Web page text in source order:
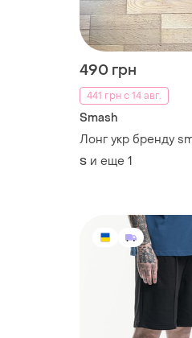
490 грн
441 грн с 14 авг.
Smash
Лонг укр бренду
S и еще 1